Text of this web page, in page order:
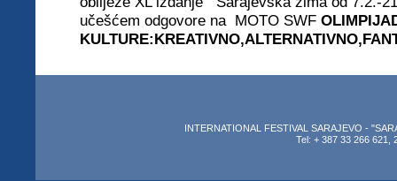
učešćem odgovore na MOTO SWF
KULTURE:KREATIVNO,ALTERNATIVNO
INTERNATIONAL FESTIVAL SARAJEVO -
Tel: + 387 33 266 621,